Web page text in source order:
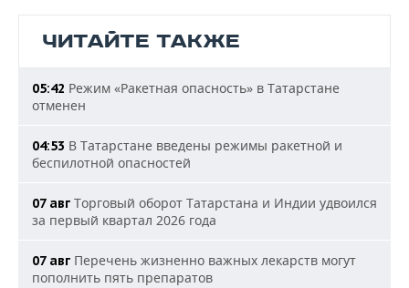
ЧИТАЙТЕ ТАКЖЕ
05:42 Режим «Ракетная опасность» в Татарстане
отменен
04:53 В Татарстане введены режимы ракетной и
беспилотной опасностей
07 авг Торговый оборот Татарстана и Индии удвоился
за первый квартал 2026 года
07 авг Перечень жизненно важных лекарств могут
пополнить пять препаратов